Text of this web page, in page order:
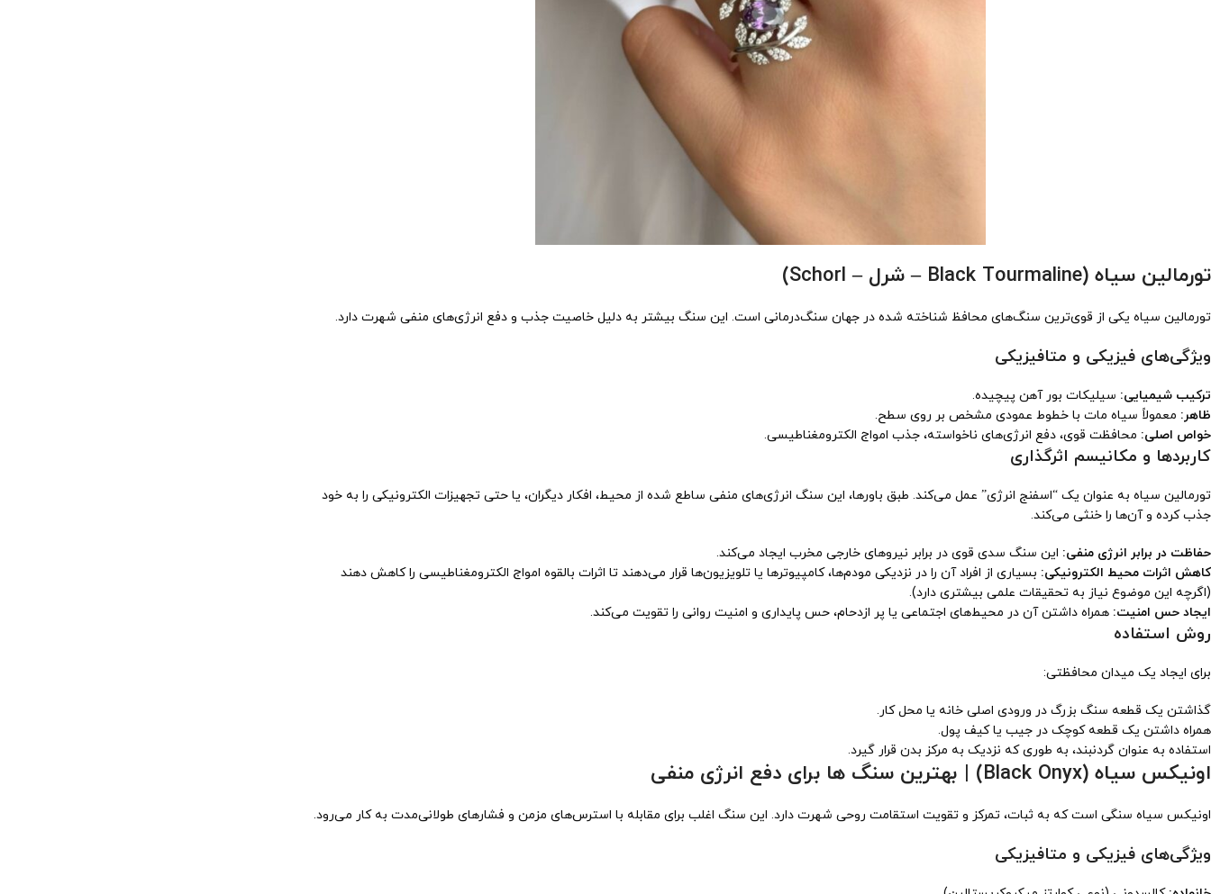
تورمالین سیاه (Black Tourmaline – شرل – Schorl)
تورمالین سیاه یکی از قوی‌ترین سنگ‌های محافظ شناخته شده در جهان سنگ‌درمانی است. این سنگ بیشتر به دلیل خاصیت جذب و دفع انرژی‌های منفی شهرت دارد.
ویژگی‌های فیزیکی و متافیزیکی
ترکیب شیمیایی: سیلیکات بور آهن پیچیده.
ظاهر: معمولاً سیاه مات با خطوط عمودی مشخص بر روی سطح.
خواص اصلی: محافظت قوی، دفع انرژی‌های ناخواسته، جذب امواج الکترومغناطیسی.
کاربردها و مکانیسم اثرگذاری
تورمالین سیاه به عنوان یک “اسفنج انرژی” عمل می‌کند. طبق باورها، این سنگ انرژی‌های منفی ساطع شده از محیط، افکار دیگران، یا حتی تجهیزات الکترونیکی را به خود
جذب کرده و آن‌ها را خنثی می‌کند.
حفاظت در برابر انرژی منفی: این سنگ سدی قوی در برابر نیروهای خارجی مخرب ایجاد می‌کند.
کاهش اثرات محیط الکترونیکی: بسیاری از افراد آن را در نزدیکی مودم‌ها، کامپیوترها یا تلویزیون‌ها قرار می‌دهند تا اثرات بالقوه امواج الکترومغناطیسی را کاهش دهند
(اگرچه این موضوع نیاز به تحقیقات علمی بیشتری دارد).
ایجاد حس امنیت: همراه داشتن آن در محیط‌های اجتماعی یا پر ازدحام، حس پایداری و امنیت روانی را تقویت می‌کند.
روش استفاده
برای ایجاد یک میدان محافظتی:
گذاشتن یک قطعه سنگ بزرگ در ورودی اصلی خانه یا محل کار.
همراه داشتن یک قطعه کوچک در جیب یا کیف پول.
استفاده به عنوان گردنبند، به طوری که نزدیک به مرکز بدن قرار گیرد.
اونیکس سیاه (Black Onyx) | بهترین سنگ ها برای دفع انرژی منفی
اونیکس سیاه سنگی است که به ثبات، تمرکز و تقویت استقامت روحی شهرت دارد. این سنگ اغلب برای مقابله با استرس‌های مزمن و فشارهای طولانی‌مدت به کار می‌رود.
ویژگی‌های فیزیکی و متافیزیکی